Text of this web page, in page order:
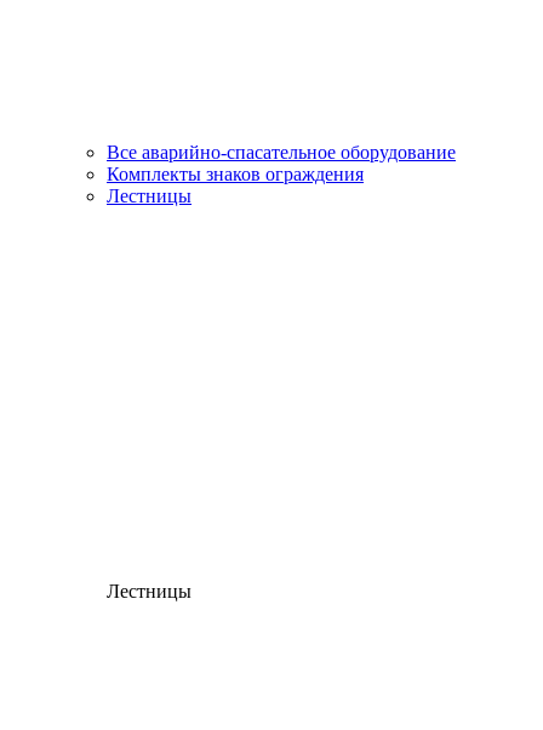
Все аварийно-спасательное оборудование
Комплекты знаков ограждения
Лестницы
Лестницы